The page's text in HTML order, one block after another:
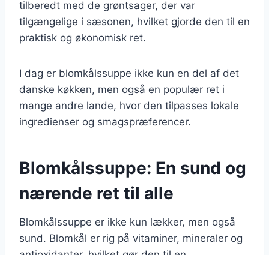
tilberedt med de grøntsager, der var
tilgængelige i sæsonen, hvilket gjorde den til en
praktisk og økonomisk ret.
I dag er blomkålssuppe ikke kun en del af det
danske køkken, men også en populær ret i
mange andre lande, hvor den tilpasses lokale
ingredienser og smagspræferencer.
Blomkålssuppe: En sund og
nærende ret til alle
Blomkålssuppe er ikke kun lækker, men også
sund. Blomkål er rig på vitaminer, mineraler og